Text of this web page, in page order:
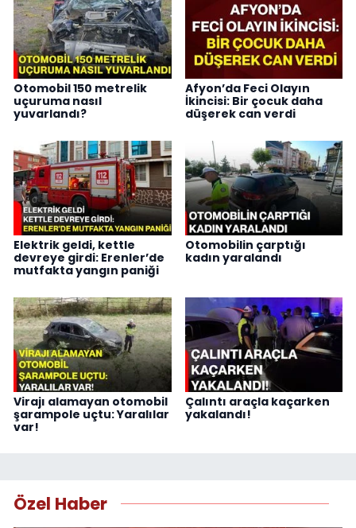
Otomobil 150 metrelik
uçuruma nasıl
yuvarlandı?
Afyon’da Feci Olayın
İkincisi: Bir çocuk daha
düşerek can verdi
Elektrik geldi, kettle
devreye girdi: Erenler’de
mutfakta yangın paniği
Otomobilin çarptığı
kadın yaralandı
Virajı alamayan otomobil
şarampole uçtu: Yaralılar
var!
Çalıntı araçla kaçarken
yakalandı!
Özel Haber